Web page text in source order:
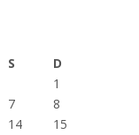
S
D
1
7
8
14
15